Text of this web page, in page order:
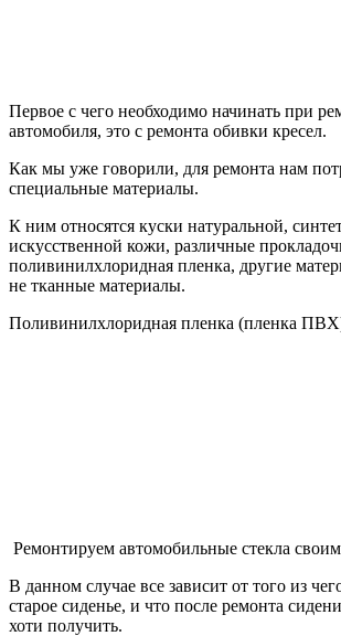
Первое с чего необходимо начинать при
автомобиля, это с ремонта обивки кресел.
Как мы уже говорили, для ремонта нам
специальные материалы.
К ним относятся куски натуральной,
искусственной кожи, различные
поливинилхлоридная пленка, другие
не тканные материалы.
Поливинилхлоридная пленка (пленка
Ремонтируем автомобильные стекла
В данном случае все зависит от того из
старое сиденье, и что после ремонта
хоти получить.